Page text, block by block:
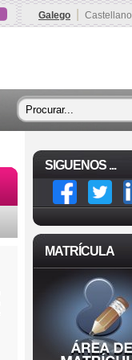
Galego Castellano
SIGUENOS ...
MATRÍCULA